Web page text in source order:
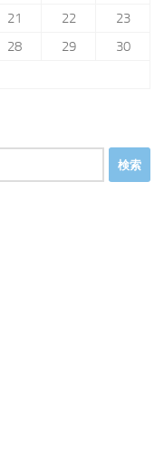
21 22
23
28 29
30